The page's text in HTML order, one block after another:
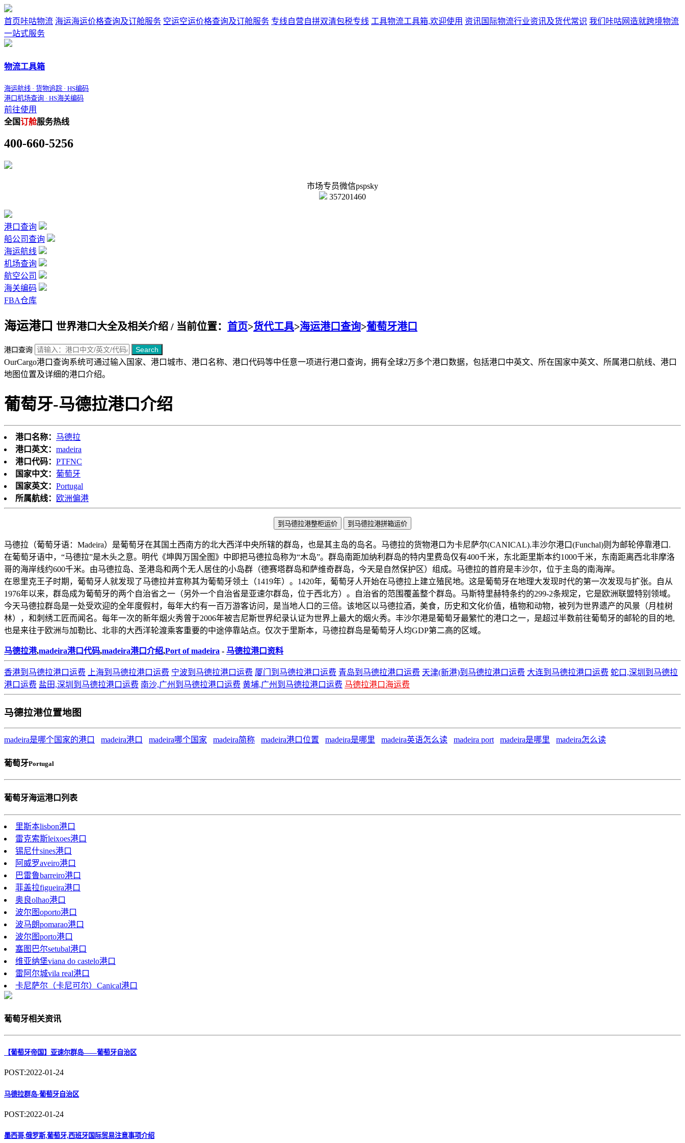
首页咔咕物流 海运海运价格查询及订舱服务 空运空运价格查询及订舱服务 专线自营自拼双清包税专线 工具物流工具箱,欢迎使用 资讯国际物流行业资讯及货代常识 我们 咔咕网造就跨境物流
一站式服务
物流工具箱
海运航线 · 货物追踪 · HS编码
港口机场查询 · HS海关编码
前往使用
全国订舱服务热线
400-660-5256
市场专员微信pspsky
357201460
港口查询
船公司查询
海运航线
机场查询
航空公司
海关编码
FBA仓库
海运港口 世界港口大全及相关介绍 / 当前位置： 首页>货代工具>海运港口查询>葡萄牙港口
港口查询 Search
OurCargo港口查询系统可通过输入国家、港口城市、港口名称、港口代码等中任意一项进行港口查询，拥有全球2万多个港口数据，包括港口中英文、所在国家中英文、所属港口航线、港口
地图位置及详细的港口介绍。
葡萄牙-马德拉港口介绍
港口名称： 马德拉
港口英文： madeira
港口代码： PTFNC
国家中文： 葡萄牙
国家英文： Portugal
所属航线：
欧洲偏港
到马德拉港整柜运价 到马德拉港拼箱运价
马德拉（葡萄牙语：Madeira）是葡萄牙在其国土西南方的北大西洋中央所辖的群岛，也是其主岛的岛名。马德拉的货物港口为卡尼萨尔(CANICAL).丰沙尔港口(Funchal)则为邮轮停靠港口.
在葡萄牙语中，“马德拉”是木头之意。明代《坤舆万国全图》中即把马德拉岛称为“木岛”。群岛南距加纳利群岛的特内里费岛仅有400千米，东北距里斯本约1000千米，东南距离西北非摩洛
哥的海岸线约600千米。由马德拉岛、圣港岛和两个无人居住的小岛群（德赛塔群岛和萨维奇群岛，今天是自然保护区）组成。马德拉的首府是丰沙尔，位于主岛的南海岸。
在恩里克王子时期，葡萄牙人就发现了马德拉并宣称其为葡萄牙领土（1419年）。1420年，葡萄牙人开始在马德拉上建立殖民地。这是葡萄牙在地理大发现时代的第一次发现与扩张。自从
1976年以来，群岛成为葡萄牙的两个自治省之一（另外一个自治省是亚速尔群岛，位于西北方）。自治省的范围覆盖整个群岛。马斯特里赫特条约的299-2条规定，它是欧洲联盟特别领域。
今天马德拉群岛是一处受欢迎的全年度假村，每年大约有一百万游客访问，是当地人口的三倍。该地区以马德拉酒，美食，历史和文化价值，植物和动物，被列为世界遗产的风景（月桂树
林），和刺绣工匠而闻名。每年一次的新年烟火秀曾于2006年被吉尼斯世界纪录认证为世界上最大的烟火秀。丰沙尔港是葡萄牙最繁忙的港口之一，是超过半数前往葡萄牙的邮轮的目的地,
也是来往于欧洲与加勒比、北非的大西洋轮渡乘客重要的中途停靠站点。仅次于里斯本，马德拉群岛是葡萄牙人均GDP第二高的区域。
马德拉港,madeira港口代码,madeira港口介绍,Port of madeira - 马德拉港口资料
香港到马德拉港口运费 上海到马德拉港口运费 宁波到马德拉港口运费 厦门到马德拉港口运费 青岛到马德拉港口运费 天津(新港)到马德拉港口运费 大连到马德拉港口运费 蛇口,深圳到马德拉
港口运费 盐田,深圳到马德拉港口运费 南沙,广州到马德拉港口运费 黄埔,广州到马德拉港口运费 马德拉港口海运费
马德拉港位置地图
madeira是哪个国家的港口 madeira港口 madeira哪个国家 madeira简称 madeira港口位置 madeira是哪里 madeira英语怎么读 madeira port madeira是哪里 madeira怎么读
葡萄牙Portugal
葡萄牙海运港口列表
里斯本lisbon港口
雷克索斯leixoes港口
锡尼什sines港口
阿威罗aveiro港口
巴雷鲁barreiro港口
菲盖拉figueira港口
奥良olhao港口
波尔图oporto港口
波马朗pomarao港口
波尔图porto港口
塞图巴尔setubal港口
维亚纳堡viana do castelo港口
雷阿尔城vila real港口
卡尼萨尔（卡尼可尔）Canical港口
葡萄牙相关资讯
【葡萄牙帝国】亚速尔群岛——葡萄牙自治区
POST:2022-01-24
马德拉群岛-葡萄牙自治区
POST:2022-01-24
墨西哥,俄罗斯,葡萄牙,西班牙国际贸易注意事项介绍